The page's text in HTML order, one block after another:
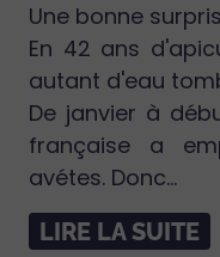
Une bonne
En 42 ans
autant d'eau
De janvier à
française a
avétes. Donc...
LIRE LA SUITE